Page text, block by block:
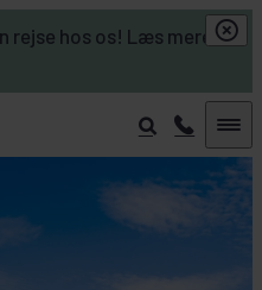
rejse hos os! Læs mere